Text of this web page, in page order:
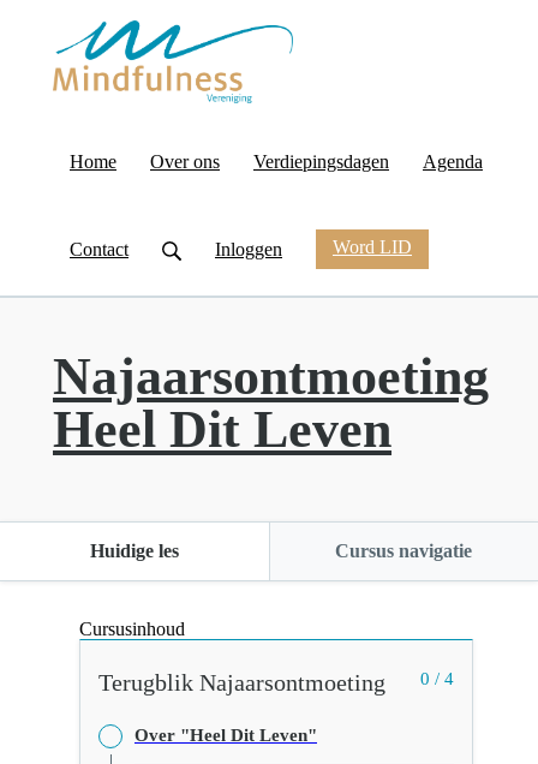
Home Over ons Verdiepingsdagen Agenda
Contact Inloggen Word LID
Najaarsontmoeting
Heel Dit Leven
Huidige les Cursus navigatie
Cursusinhoud
0 / 4
Terugblik Najaarsontmoeting
Over "Heel Dit Leven"